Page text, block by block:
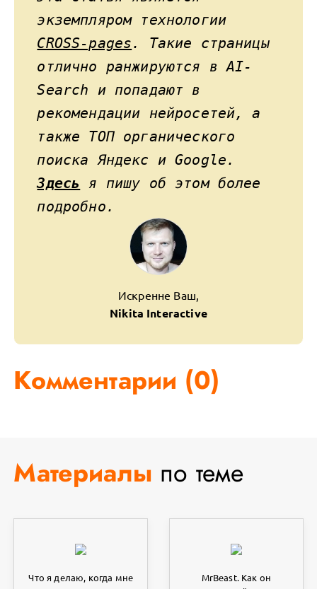
экземпляром технологии
CROSS-pages. Такие страницы
отлично ранжируются в AI-
Search и попадают в
рекомендации нейросетей, а
также ТОП органического
поиска Яндекс и Google.
Здесь я пишу об этом более
подробно.
Искренне Ваш,
Nikita Interactive
Комментарии (0)
Материалы по теме
Что я делаю, когда мне
MrBeast. Как он